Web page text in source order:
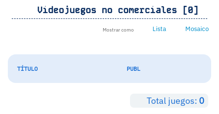
Videojuegos no comerciales [0]
Mostrar como Lista Mosaico
TÍTULO PUBL
Total juegos: 0